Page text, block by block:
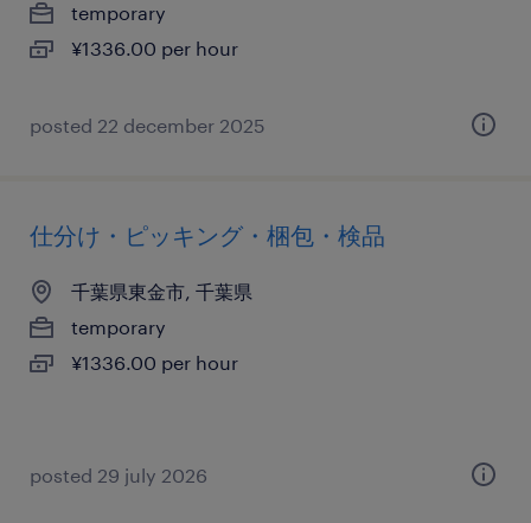
temporary
¥1336.00 per hour
posted 22 december 2025
仕分け・ピッキング・梱包・検品
千葉県東金市, 千葉県
temporary
¥1336.00 per hour
posted 29 july 2026